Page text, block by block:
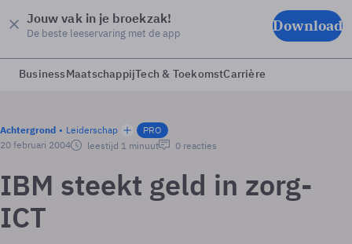
Jouw vak in je broekzak!
De beste leeservaring met de app Download
BusinessMaatschappijTech & ToekomstCarrière
Achtergrond Leiderschap
PRO
20 februari 2004
leestijd 1 minuut 0 reacties
IBM steekt geld in zorg-
ICT